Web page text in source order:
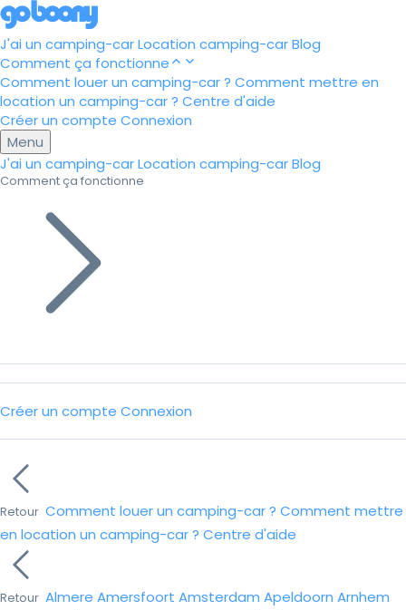
J'ai un camping-carLocation camping-carBlog
Comment ça fonctionne
Comment louer un camping-car ? Comment mettre en
location un camping-car ? Centre d'aide
Créer un compte Connexion
Menu
J'ai un camping-carLocation camping-carBlog
Comment ça fonctionne
Créer un compte Connexion
Retour Comment louer un camping-car ? Comment mettre
en location un camping-car ? Centre d'aide
Retour Almere Amersfoort Amsterdam Apeldoorn Arnhem